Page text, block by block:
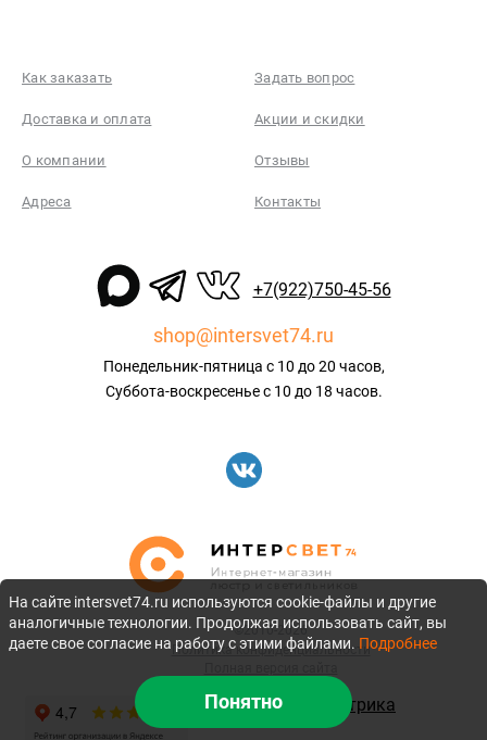
Как заказать Задать вопрос
Доставка и оплата Акции и скидки
О компании Отзывы
Адреса Контакты
+7(922)750-45-56
shop@intersvet74.ru
Понедельник-пятница с 10 до 20 часов,
Суббота-воскресенье с 10 до 18 часов.
©2010-2026
Политика конфиденциальности
На сайте intersvet74.ru используются cookie-файлы и другие
аналогичные технологии. Продолжая использовать сайт, вы
даете свое согласие на работу с этими файлами. Подробнее
Понятно